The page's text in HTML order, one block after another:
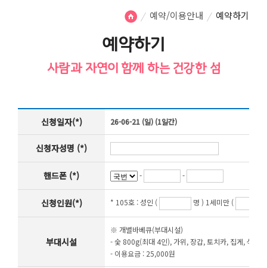
예약/이용안내 예약하기
예약하기
사람과 자연이 함께 하는 건강한 섬
신청일자(*) 26-06-21 (일) (1일간)
신청자성명 (*)
핸드폰 (*) - -
신청인원(*) * 105호 :성인 ( 명 ) 1세미만 (
부대시설
※ 개별바베큐(부대시설)
- 숯 800g(최대 4인), 가위, 장갑, 토치카, 집게, 석쇠,
- 이용요금 : 25,000원